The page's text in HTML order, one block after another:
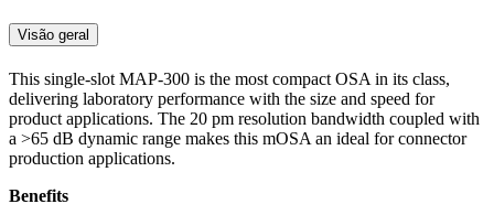
Visão geral
This single-slot MAP-300 is the most compact OSA in its class,
delivering laboratory performance with the size and speed for
product applications. The 20 pm resolution bandwidth coupled with
a >65 dB dynamic range makes this mOSA an ideal for connector
production applications.
Benefits